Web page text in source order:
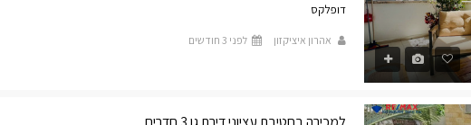
דופלקס
אהרון איציקזון לפני 3 חודשים